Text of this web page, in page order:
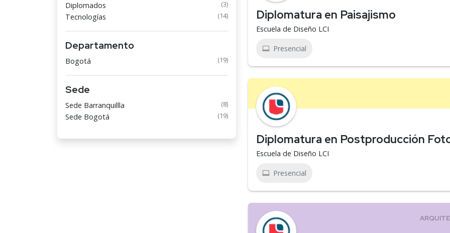
Diplomados (3)
Tecnologías (14)
Departamento
Bogotá (19)
Sede
Sede Barranquillla (8)
Sede Bogotá (19)
Diplomatura en Paisajismo
Escuela de Diseño LCI
Presencial
Diplomatura en Postproducción
Escuela de Diseño LCI
Presencial